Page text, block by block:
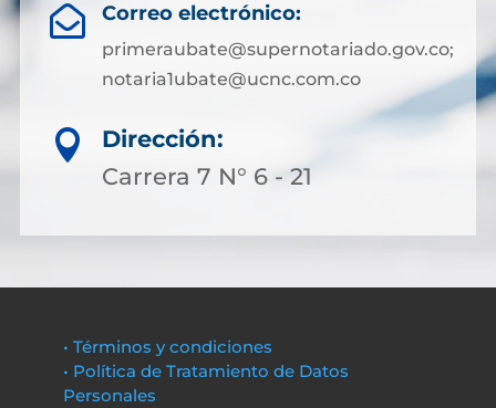
 Correo electrónico:
primeraubate@supernotariado.gov.co;
notaria1ubate@ucnc.com.co

Dirección:
Carrera 7 N° 6 - 21
• Términos y condiciones
• Política de Tratamiento de Datos
Personales